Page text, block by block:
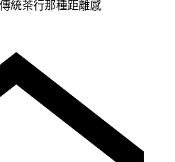
統茶行那種距離感